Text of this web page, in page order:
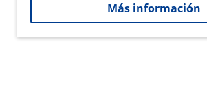
Más información